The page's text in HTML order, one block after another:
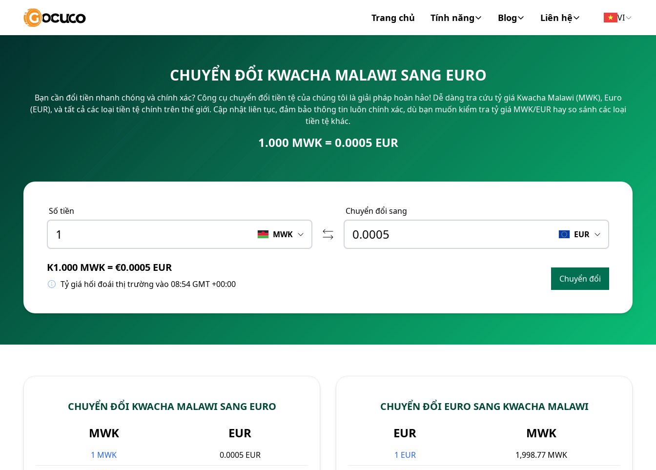
Trang chủ Tính năng
Mã SWIFT/BIC
IBAN
Blog
Tài chính cá nhân
Doanh Nghiệp
Liên hệ VI
CHUYỂN ĐỔI KWACHA MALAWI SANG EURO
Bạn cần đổi tiền nhanh chóng và chính xác? Công cụ chuyển đổi tiền tệ của chúng tôi là giải pháp hoàn hảo! Dễ dàng tra cứu tỷ giá Kwacha Malawi (MWK), Euro
(EUR), và tất cả các loại tiền tệ chính trên thế giới. Cập nhật liên tục, đảm bảo thông tin luôn chính xác, dù bạn muốn kiểm tra tỷ giá MWK/EUR hay so sánh các loại
tiền tệ khác.
1.000 MWK = 0.0005 EUR
Số tiền
MWK
Chuyển đổi sang
EUR
K1.000 MWK = €0.0005 EUR
Tỷ giá hối đoái thị trường vào 08:54 GMT +00:00 Chuyển đổi
CHUYỂN ĐỔI KWACHA MALAWI SANG EURO
MWK EUR
1 MWK
0.0005 EUR
CHUYỂN ĐỔI EURO SANG KWACHA MALAWI
EUR MWK
1 EUR
1,998.77 MWK